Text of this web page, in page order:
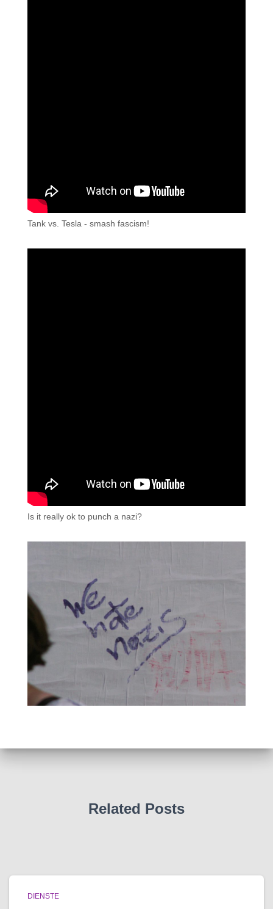
Tank vs. Tesla - smash fascism!
Is it really ok to punch a nazi?
Related Posts
DIENSTE